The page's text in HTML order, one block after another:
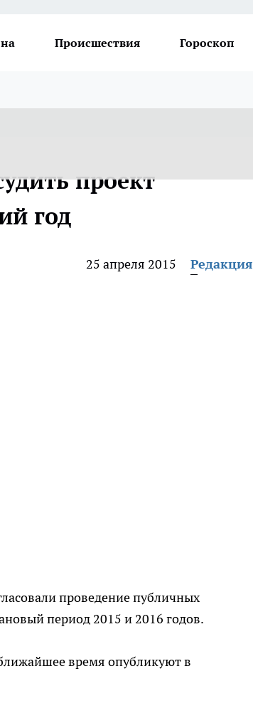
Происшествия Гороскоп
проект
год
25 апреля 2015
Редакция
проведение публичных
период 2015 и 2016 годов.
время опубликуют в